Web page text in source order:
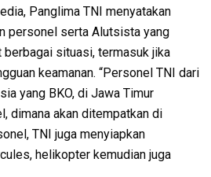
Panglima TNI menyatakan
personel serta Alutsista yang
situasi, termasuk jika
keamanan. “Personel TNI dari
yang BKO, di Jawa Timur
dimana akan ditempatkan di
TNI juga menyiapkan
helikopter kemudian juga